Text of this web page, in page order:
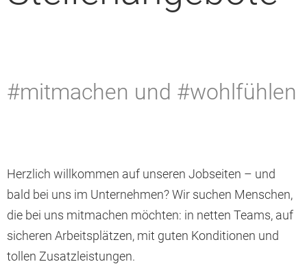
#mitmachen und #wohlfühlen
Herzlich willkommen auf unseren Jobseiten – und
bald bei uns im Unternehmen? Wir suchen Menschen,
die bei uns mitmachen möchten: in netten Teams, auf
sicheren Arbeitsplätzen, mit guten Konditionen und
tollen Zusatzleistungen.